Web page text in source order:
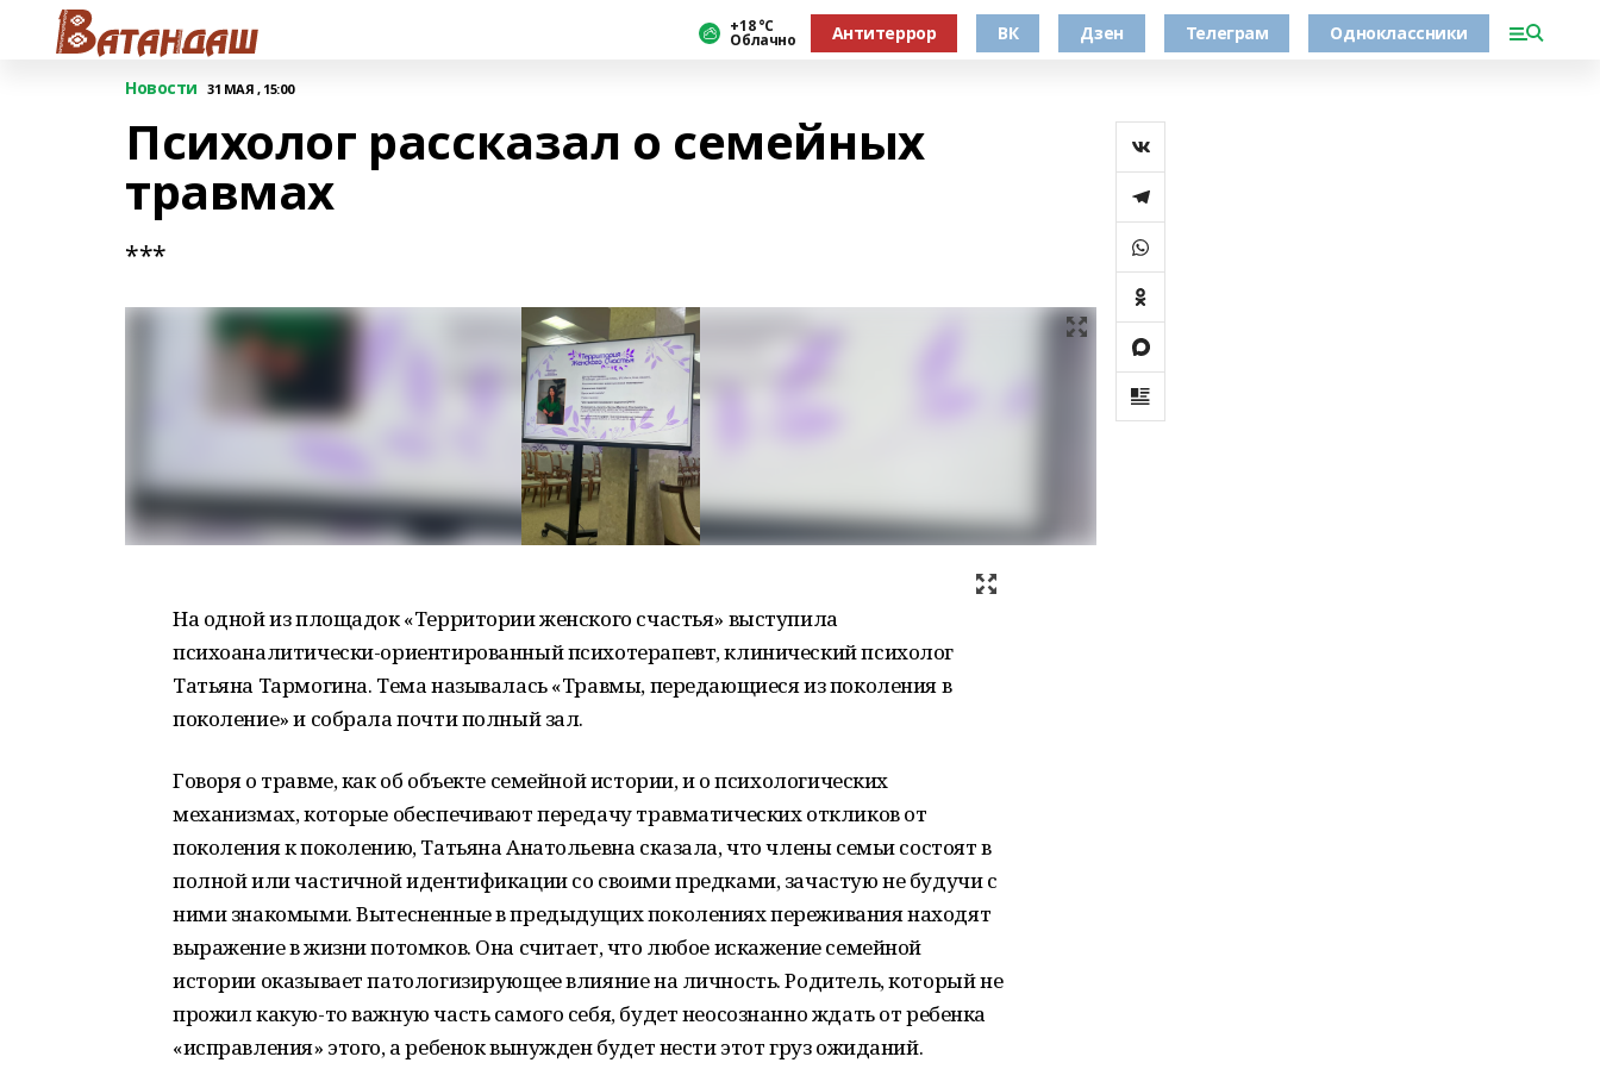
+18 °С
Облачно Антитеррор ВК Дзен Телеграм Одноклассники
Новости 31 МАЯ , 15:00
Психолог рассказал о семейных
травмах
***
На одной из площадок «Территории женского счастья» выступила
психоаналитически-ориентированный психотерапевт, клинический психолог
Татьяна Тармогина. Тема называлась «Травмы, передающиеся из поколения в
поколение» и собрала почти полный зал.
Говоря о травме, как об объекте семейной истории, и о психологических
механизмах, которые обеспечивают передачу травматических откликов от
поколения к поколению, Татьяна Анатольевна сказала, что члены семьи состоят в
полной или частичной идентификации со своими предками, зачастую не будучи с
ними знакомыми. Вытесненные в предыдущих поколениях переживания находят
выражение в жизни потомков. Она считает, что любое искажение семейной
истории оказывает патологизирующее влияние на личность. Родитель, который не
прожил какую-то важную часть самого себя, будет неосознанно ждать от ребенка
«исправления» этого, а ребенок вынужден будет нести этот груз ожиданий. ​